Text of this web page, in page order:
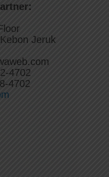
Jeruk
4702
4702